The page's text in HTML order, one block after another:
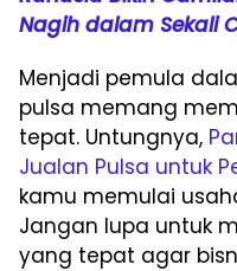
Nagih dalam Sekali
Menjadi pemula
pulsa memang
tepat. Untungnya,
Jualan Pulsa untuk
kamu memulai
Jangan lupa untuk
yang tepat agar